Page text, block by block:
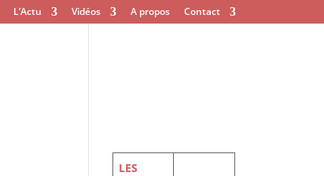
L’Actu Vidéos A propos Contact
LES